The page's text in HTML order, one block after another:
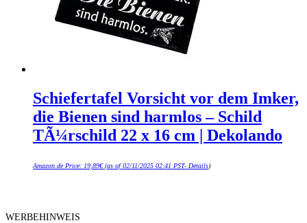
Schiefertafel Vorsicht vor dem Imker,
die Bienen sind harmlos – Schild
TÃ¼rschild 22 x 16 cm | Dekolando
Amazon.de Price: 19,89€(as of 02/11/2025 02:41 PST- Details)
WERBEHINWEIS